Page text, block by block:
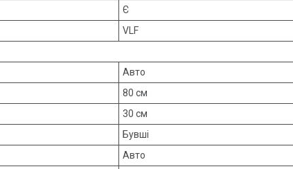
Є
VLF
Авто
80 см
30 см
Бувші
Авто